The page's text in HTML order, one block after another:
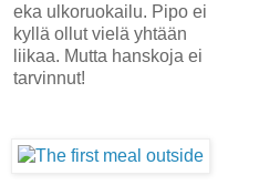
eka ulkoruokailu. Pipo ei
kyllä ollut vielä yhtään
liikaa. Mutta hanskoja ei
tarvinnut!